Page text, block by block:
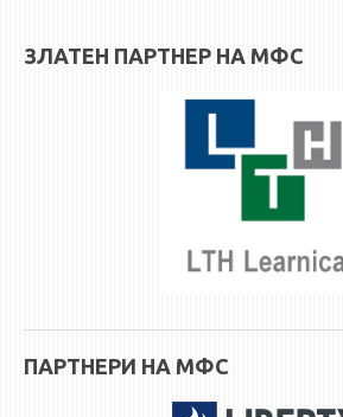
ЗЛАТЕН ПАРТНЕР НА МФС
ПАРТНЕРИ НА МФС